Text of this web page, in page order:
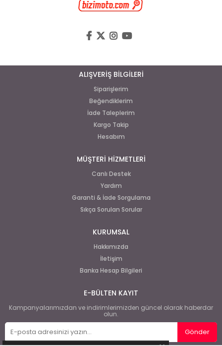
ALIŞVERİŞ BİLGİLERİ
Siparişlerim
Beğendiklerim
İade Taleplerim
Kargo Takip
Hesabım
MÜŞTERİ HİZMETLERİ
Canlı Destek
Yardım
Garanti & İade Sorgulama
Sıkça Sorulan Sorular
KURUMSAL
Hakkımızda
İletişim
Banka Hesap Bilgileri
E-BÜLTEN KAYIT
Kampanyalarımızdan ve indirimlerimizden güncel olarak haberdar
olun.
Gönder